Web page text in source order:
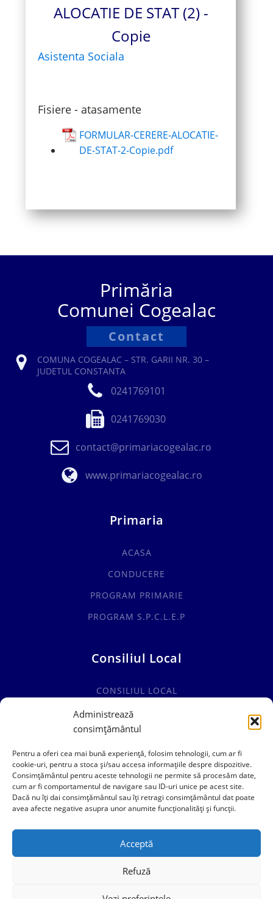
Administrează
consimțământul
Pentru a oferi cea mai bună experiență, folosim tehnologii, cum ar fi
cookie-uri, pentru a stoca și/sau accesa informațiile despre dispozitive.
Consimțământul pentru aceste tehnologii ne permite să procesăm date,
cum ar fi comportamentul de navigare sau ID-uri unice pe acest site.
Dacă nu îți dai consimțământul sau îți retragi consimțământul dat poate
avea afecte negative asupra unor anumite funcționalități și funcții.
Acceptă
Refuză
ALOCATIE DE STAT (2) -
Copie
Asistenta Sociala
Fisiere - atasamente
FORMULAR-CERERE-ALOCATIE-
DE-STAT-2-Copie.pdf
Primăria
Comunei Cogealac
Contact
COMUNA COGEALAC – STR. GARII NR. 30 –
JUDETUL CONSTANTA
0241769101
0241769030
contact@primariacogealac.ro
www.primariacogealac.ro
Primaria
ACASA
CONDUCERE
PROGRAM PRIMARIE
PROGRAM S.P.C.L.E.P
Consiliul Local
CONSILIUL LOCAL
COMISII SPECIALITATE
HOTĂRÂRI CONSILIUL LOCAL
0241769101